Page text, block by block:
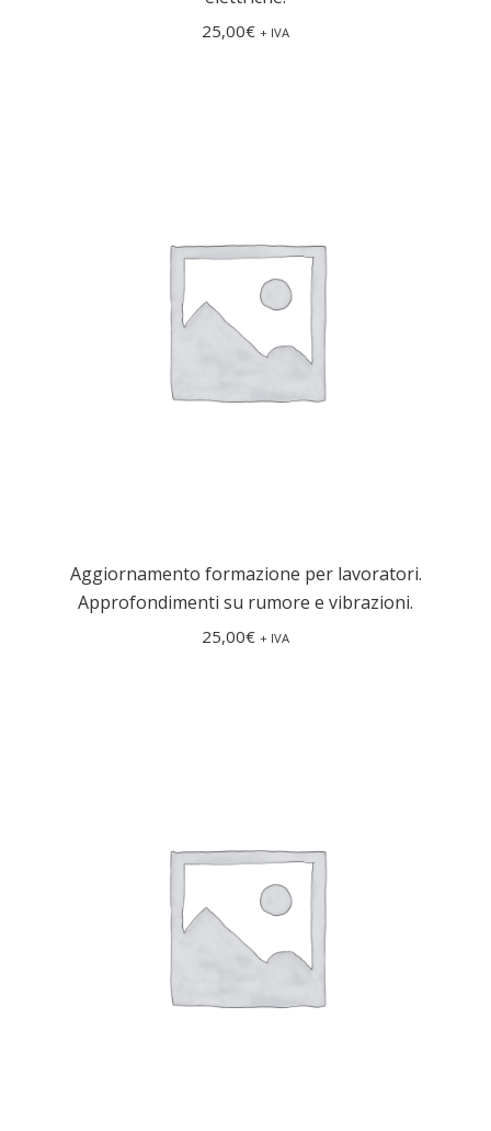
25,00€ + IVA
Aggiornamento formazione per lavoratori.
Approfondimenti su rumore e vibrazioni.
25,00€ + IVA